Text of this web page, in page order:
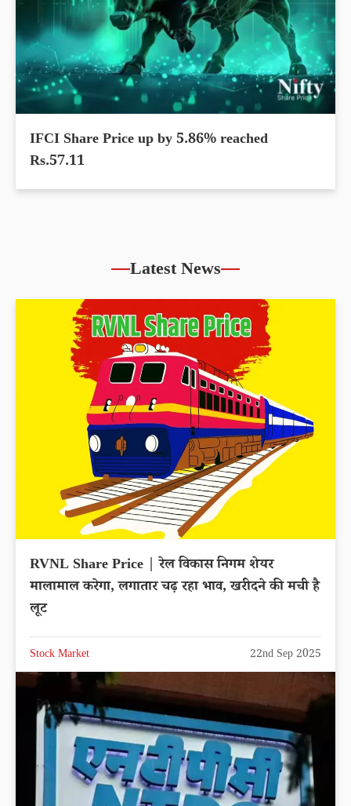
IFCI Share Price up by 5.86% reached
Rs.57.11
Latest News
RVNL Share Price | रेल विकास निगम शेयर
मालामाल करेगा, लगातार चढ़ रहा भाव, खरीदने की मची है
लूट
Stock Market 22nd Sep 2025